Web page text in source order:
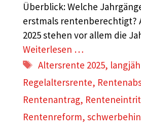
Überblick: Welche
erstmals rentenberechtigt?
2025 stehen vor allem die
Weiterlesen …
Schlagwörter
Altersrente 2025,
Regelaltersrente,
Rentenantrag,
Rentenreform,